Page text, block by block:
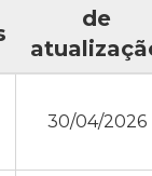
de
30/04/2026